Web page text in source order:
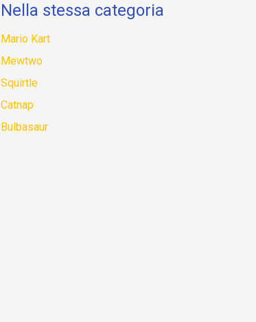
Nella stessa categoria
Mario Kart
Mewtwo
Squirtle
Catnap
Bulbasaur